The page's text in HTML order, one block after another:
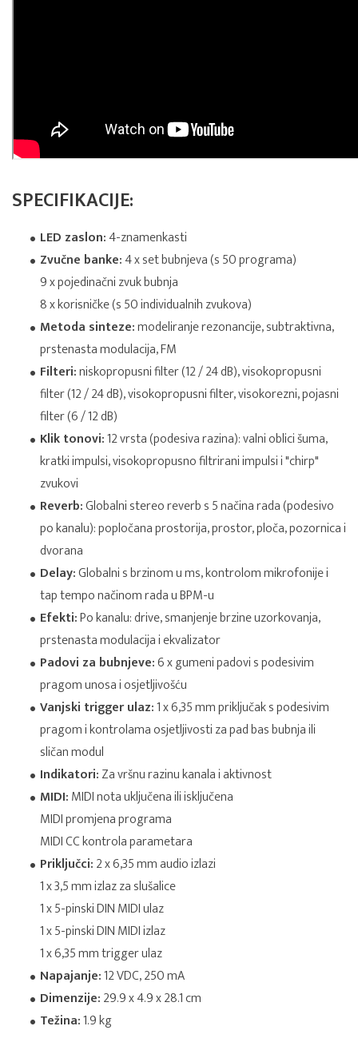
SPECIFIKACIJE:
LED zaslon:4-znamenkasti
Zvučne banke:4 x set bubnjeva (s 50 programa)
9 x pojedinačni zvuk bubnja
8 x korisničke (s 50 individualnih zvukova)
Metoda sinteze:modeliranje rezonancije, subtraktivna,
prstenasta modulacija, FM
Filteri:niskopropusni filter (12 / 24 dB), visokopropusni
filter (12 / 24 dB), visokopropusni filter, visokorezni, pojasni
filter (6 / 12 dB)
Klik tonovi:12 vrsta (podesiva razina): valni oblici šuma,
kratki impulsi, visokopropusno filtrirani impulsi i "chirp"
zvukovi
Reverb:Globalni stereo reverb s 5 načina rada (podesivo
po kanalu): popločana prostorija, prostor, ploča, pozornica i
dvorana
Delay:Globalni s brzinom u ms, kontrolom mikrofonije i
tap tempo načinom rada u BPM-u
Efekti:Po kanalu: drive, smanjenje brzine uzorkovanja,
prstenasta modulacija i ekvalizator
Padovi za bubnjeve:6 x gumeni padovi s podesivim
pragom unosa i osjetljivošću
Vanjski trigger ulaz:1 x 6,35 mm priključak s podesivim
pragom i kontrolama osjetljivosti za pad bas bubnja ili
sličan modul
Indikatori:Za vršnu razinu kanala i aktivnost
MIDI:MIDI nota uključena ili isključena
MIDI promjena programa
MIDI CC kontrola parametara
Priključci:2 x 6,35 mm audio izlazi
1 x 3,5 mm izlaz za slušalice
1 x 5-pinski DIN MIDI ulaz
1 x 5-pinski DIN MIDI izlaz
1 x 6,35 mm trigger ulaz
Napajanje:12 VDC, 250 mA
Dimenzije:29.9 x 4.9 x 28.1 cm
Težina:1.9 kg